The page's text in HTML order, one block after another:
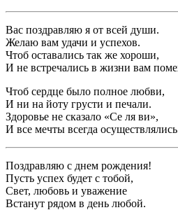
Вас поздравляю я от всей души.
Желаю вам удачи и успехов.
Чтоб оставались так же хороши,
И не встречались в жизни вам
Чтоб сердце было полное любви,
И ни на йоту грусти и печали.
Здоровье не сказало «Се ля ви»,
И все мечты всегда
Поздравляю с днем рождения!
Пусть успех будет с тобой,
Свет, любовь и уважение
Встанут рядом в день любой.